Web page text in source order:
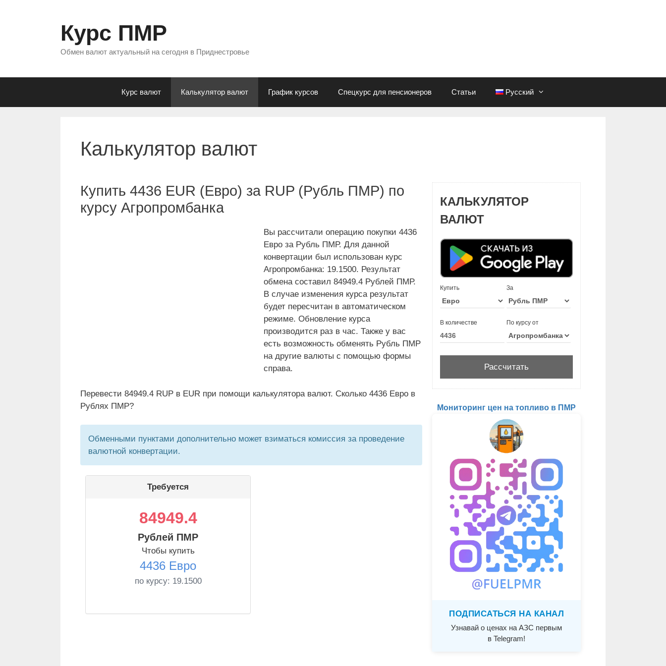
Курс ПМР
Обмен валют актуальный на сегодня в Приднестровье
Курс валют Калькулятор валют График курсов Спецкурс для пенсионеров Статьи Русский
Калькулятор валют
Купить 4436 EUR (Евро) за RUP (Рубль ПМР) по
курсу Агропромбанка
Вы рассчитали операцию покупки 4436
Евро за Рубль ПМР. Для данной
конвертации был использован курс
Агропромбанка: 19.1500. Результат
обмена составил 84949.4 Рублей ПМР.
В случае изменения курса результат
будет пересчитан в автоматическом
режиме. Обновление курса
производится раз в час. Также у вас
есть возможность обменять Рубль ПМР
на другие валюты с помощью формы
справа.
Перевести 84949.4 RUP в EUR при помощи калькулятора валют. Сколько 4436 Евро в
Рублях ПМР?
Обменными пунктами дополнительно может взиматься комиссия за проведение
валютной конвертации.
Требуется
84949.4
Рублей ПМР
Чтобы купить
4436 Евро
по курсу: 19.1500
КАЛЬКУЛЯТОР
ВАЛЮТ
Купить За
В количестве По курсу от
Мониторинг цен на топливо в ПМР
ПОДПИСАТЬСЯ НА КАНАЛ
Узнавай о ценах на АЗС первым
в Telegram!